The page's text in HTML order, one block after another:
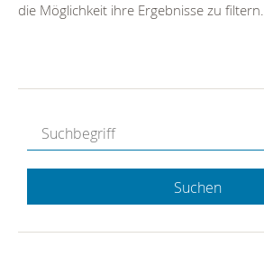
die Möglichkeit ihre Ergebnisse zu filtern.
Suchen